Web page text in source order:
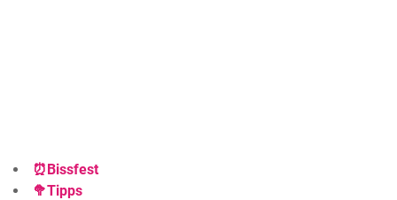
⏰Bissfest
🥦Tipps